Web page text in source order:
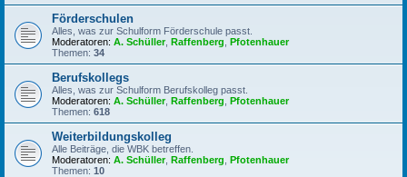
Förderschulen
Alles, was zur Schulform Förderschule passt.
Moderatoren: A. Schüller, Raffenberg Pfotenhauer
Themen: 34
Berufskollegs
Alles, was zur Schulform Berufskolleg passt.
Moderatoren: A. Schüller, Raffenberg Pfotenhauer
Themen: 618
Weiterbildungskolleg
Alle Beiträge, die WBK betreffen.
Moderatoren: A. Schüller, Raffenberg Pfotenhauer
Themen: 10